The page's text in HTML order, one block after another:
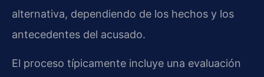
alternativa, dependiendo de los hechos y los
antecedentes del acusado.
El proceso típicamente incluye una evaluación